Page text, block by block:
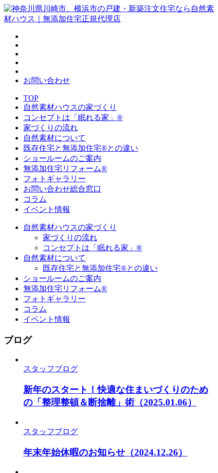
お問い合わせ
TOP
自然素材ハウスの家づくり
コンセプトは「眠れる家」®
家づくりの流れ
自然素材について
既存住宅と無添加住宅®との違い
ショールームのご案内
無添加住宅リフォーム®
フォトギャラリー
お問い合わせ総合窓口
コラム
イベント情報
自然素材ハウスの家づくり
家づくりの流れ
コンセプトは「眠れる家」®
自然素材について
既存住宅と無添加住宅®との違い
ショールームのご案内
無添加住宅リフォーム®
フォトギャラリー
コラム
イベント情報
ブログ
スタッフブログ
新年のスタート！快適な住まいづくりのため
の「整理整頓＆断捨離」術（2025.01.06）
スタッフブログ
年末年始休暇のお知らせ （2024.12.26）